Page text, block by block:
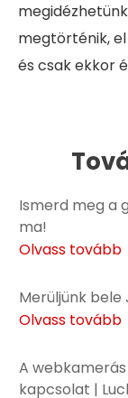
megtörténik,
és csak ekkor
Ismerd meg a
ma!
Olvass tovább
Merüljünk
Olvass tovább
A
kapcsolat |